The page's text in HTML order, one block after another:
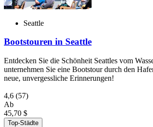
Seattle
Bootstouren in Seattle
Entdecken Sie die Schönheit Seattles vom
unternehmen Sie eine Bootstour durch den
neue, unvergessliche Erinnerungen!
4,6 (57)
Ab
45,70 $
Top-Städte